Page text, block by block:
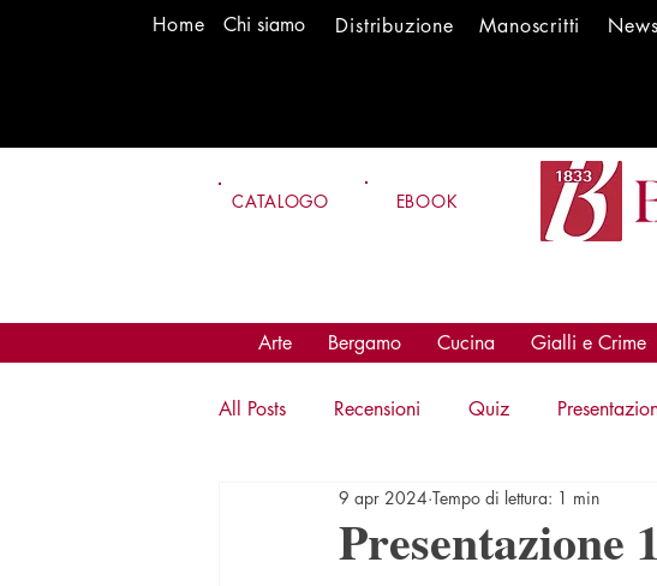
Home Chi siamo Distribuzione Manoscritti
CATALOGO EBOOK
Arte Bergamo Cucina Gialli e Crime
All Posts Recensioni Quiz
Presentazione
9 apr 2024 Tempo di lettura: 1 min